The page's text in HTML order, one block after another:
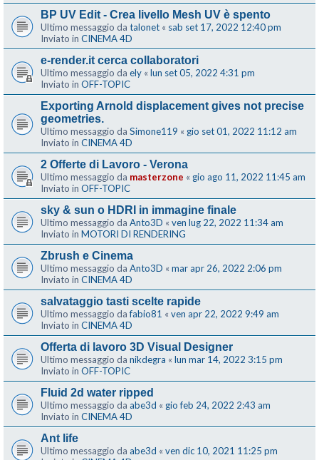
BP UV Edit - Crea livello Mesh UV è spento
Ultimo messaggio da talonet « sab set 17, 2022 12:40 pm
Inviato in CINEMA 4D
e-render.it cerca collaboratori
Ultimo messaggio da ely « lun set 05, 2022 4:31 pm
Inviato in OFF-TOPIC
Exporting Arnold displacement gives not precise
geometries.
Ultimo messaggio da Simone119 « gio set 01, 2022 11:12 am
Inviato in CINEMA 4D
2 Offerte di Lavoro - Verona
Ultimo messaggio da masterzone « gio ago 11, 2022 11:45 am
Inviato in OFF-TOPIC
sky & sun o HDRI in immagine finale
Ultimo messaggio da Anto3D « ven lug 22, 2022 11:34 am
Inviato in MOTORI DI RENDERING
Zbrush e Cinema
Ultimo messaggio da Anto3D « mar apr 26, 2022 2:06 pm
Inviato in CINEMA 4D
salvataggio tasti scelte rapide
Ultimo messaggio dafabio81 « ven apr 22, 2022 9:49 am
Inviato in CINEMA 4D
Offerta di lavoro 3D Visual Designer
Ultimo messaggio da nikdegra « lun mar 14, 2022 3:15 pm
Inviato in OFF-TOPIC
Fluid 2d water ripped
Ultimo messaggio da abe3d « gio feb 24, 2022 2:43 am
Inviato in CINEMA 4D
Ant life
Ultimo messaggio da abe3d « ven dic 10, 2021 11:25 pm